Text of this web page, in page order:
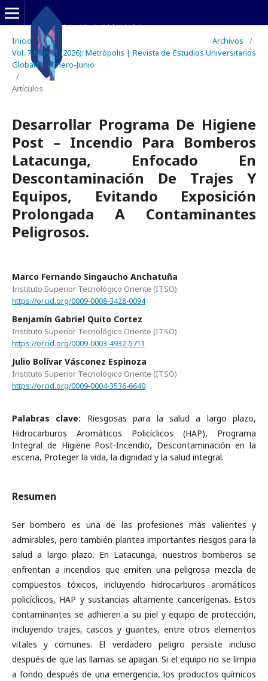
Inicio / Archivos
/
Vol. 7 Núm. 1 (2026): Metrópolis | Revista de Estudios Universitarios
Globales | Enero-Junio
/
Artículos
Desarrollar Programa De Higiene
Post – Incendio Para Bomberos
Latacunga, Enfocado En
Descontaminación De Trajes Y
Equipos, Evitando Exposición
Prolongada A Contaminantes
Peligrosos.
Marco Fernando Singaucho Anchatuña
Instituto Superior Tecnológico Oriente (ITSO)
https://orcid.org/0009-0008-3428-0094
Benjamín Gabriel Quito Cortez
Instituto Superior Tecnológico Oriente (ITSO)
https://orcid.org/0009-0003-4932-5711
Julio Bolívar Vásconez Espinoza
Instituto Superior Tecnológico Oriente (ITSO)
https://orcid.org/0009-0004-3536-6640
Palabras clave: Riesgosas para la salud a largo plazo,
Hidrocarburos Aromáticos Policíclicos (HAP), Programa
Integral de Higiene Post-Incendio, Descontaminación en la
escena, Proteger la vida, la dignidad y la salud integral.
Resumen
Ser bombero es una de las profesiones más valientes y
admirables, pero también plantea importantes riesgos para la
salud a largo plazo. En Latacunga, nuestros bomberos se
enfrentan a incendios que emiten una peligrosa mezcla de
compuestos tóxicos, incluyendo hidrocarburos aromáticos
policíclicos, HAP y sustancias altamente cancerígenas. Estos
contaminantes se adhieren a su piel y equipo de protección,
incluyendo trajes, cascos y guantes, entre otros elementos
vitales y comunes. El verdadero peligro persiste incluso
después de que las llamas se apagan. Si el equipo no se limpia
a fondo después de una emergencia, los productos químicos